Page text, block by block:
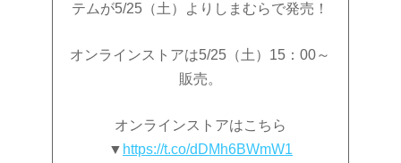
テムが5/25（土）よりしまむらで発売！
オンラインストアは5/25（土）15：00～
販売。
オンラインストアはこちら
▼ https://t.co/dDMh6BWmW1